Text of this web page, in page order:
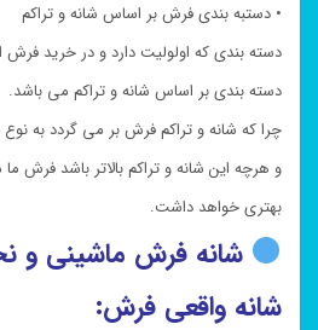
• دستبه بندی فرش بر اساس شانه و تراکم
دسته بندی که اولولیت دارد و در خرید فرش
دسته بندی بر اساس شانه و تراکم می باشد.
چرا که شانه و تراکم فرش بر می گردد به
و هرچه این شانه و تراکم بالاتر باشد فرش
بهتری خواهد داشت.
شانه فرش ماشینی و
شانه واقعی فرش: